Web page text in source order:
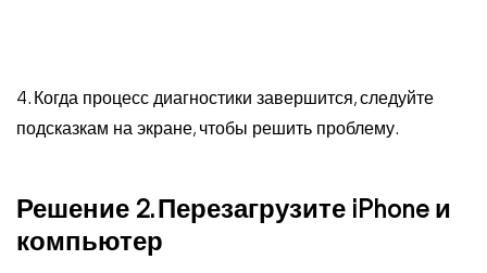
4. Когда процесс диагностики завершится, следуйте
подсказкам на экране, чтобы решить проблему.
Решение 2. Перезагрузите iPhone и
компьютер